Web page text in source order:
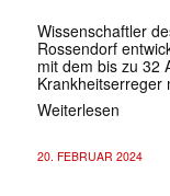
Wissenschaftler
Rossendorf
mit dem bis zu 32
Krankheitserreger
Weiterlesen
20. FEBRUAR 2024